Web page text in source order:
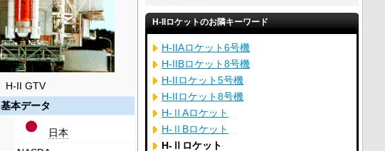
H-II GTV
基本データ
日本
H-IIロケットのお隣キーワード
H-IIAロケット6号機
H-IIBロケット8号機
H-IIロケット5号機
H-IIロケット8号機
H-ⅡAロケット
H-ⅡBロケット
H-Ⅱロケット